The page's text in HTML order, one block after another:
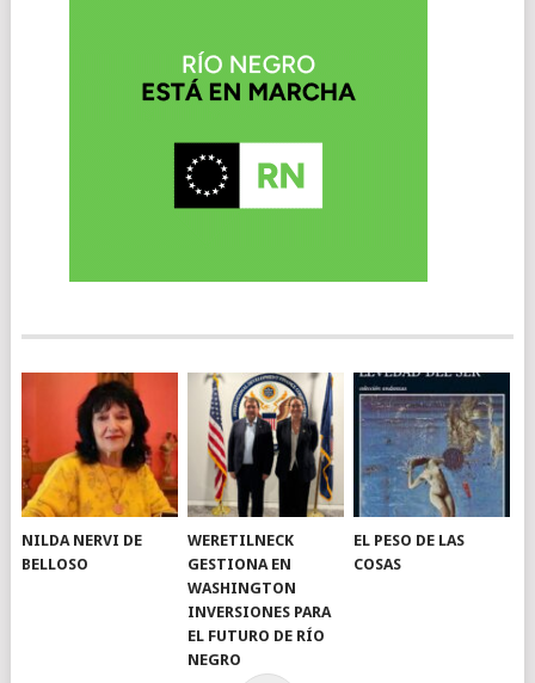
NILDA NERVI DE
BELLOSO
WERETILNECK
GESTIONA EN
WASHINGTON
INVERSIONES PARA
EL FUTURO DE RÍO
NEGRO
EL PESO DE LAS
COSAS